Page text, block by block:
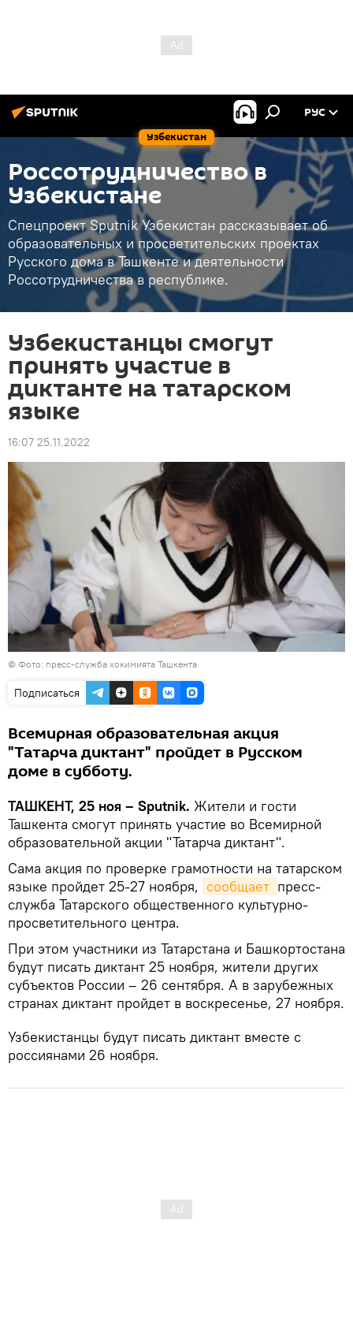
Узбекистан
РУС
Россотрудничество в
Узбекистане
Спецпроект Sputnik Узбекистан рассказывает об
образовательных и просветительских проектах
Русского дома в Ташкенте и деятельности
Россотрудничества в республике.
Узбекистанцы смогут
принять участие в
диктанте на татарском
языке
16:07 25.11.2022
© Фото: пресс-служба хокимията Ташкента
Подписаться
Всемирная образовательная акция
"Татарча диктант" пройдет в Русском
доме в субботу.
ТАШКЕНТ, 25 ноя – Sputnik. Жители и гости
Ташкента смогут принять участие во Всемирной
образовательной акции "Татарча диктант".
Сама акция по проверке грамотности на татарском
языке пройдет 25-27 ноября, сообщает пресс-
служба Татарского общественного культурно-
просветительного центра.
При этом участники из Татарстана и Башкортостана
будут писать диктант 25 ноября, жители других
субъектов России – 26 сентября. А в зарубежных
странах диктант пройдет в воскресенье, 27 ноября.
Узбекистанцы будут писать диктант вместе с
россиянами 26 ноября.